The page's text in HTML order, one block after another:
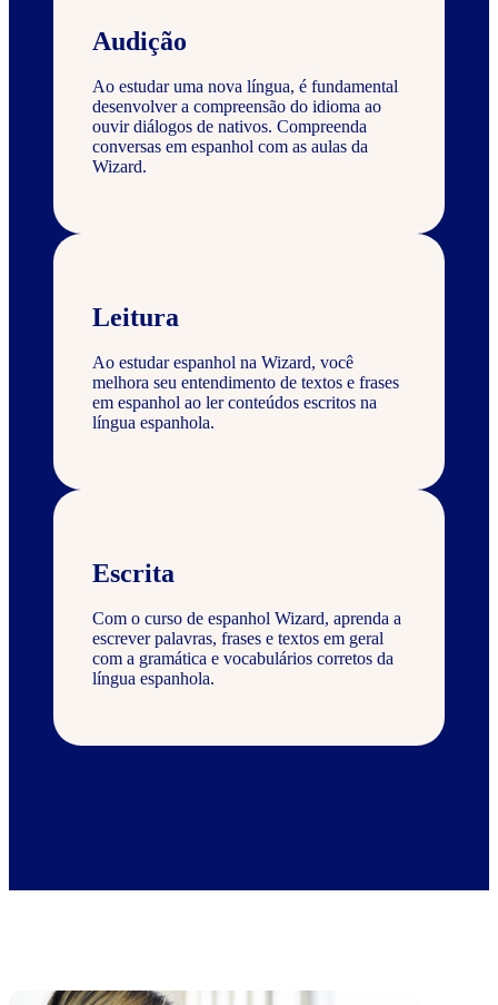
Audição
Ao estudar uma nova língua, é fundamental
desenvolver a compreensão do idioma ao
ouvir diálogos de nativos. Compreenda
conversas em espanhol com as aulas da
Wizard.
Leitura
Ao estudar espanhol na Wizard, você
melhora seu entendimento de textos e frases
em espanhol ao ler conteúdos escritos na
língua espanhola.
Escrita
Com o curso de espanhol Wizard, aprenda a
escrever palavras, frases e textos em geral
com a gramática e vocabulários corretos da
língua espanhola.